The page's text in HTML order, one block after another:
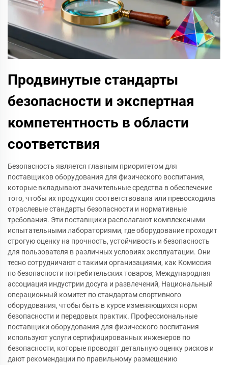
Продвинутые стандарты
безопасности и экспертная
компетентность в области
соответствия
Безопасность является главным приоритетом для
поставщиков оборудования для физического воспитания,
которые вкладывают значительные средства в обеспечение
того, чтобы их продукция соответствовала или превосходила
отраслевые стандарты безопасности и нормативные
требования. Эти поставщики располагают комплексными
испытательными лабораториями, где оборудование проходит
строгую оценку на прочность, устойчивость и безопасность
для пользователя в различных условиях эксплуатации. Они
тесно сотрудничают с такими организациями, как Комиссия
по безопасности потребительских товаров, Международная
ассоциация индустрии досуга и развлечений, Национальный
операционный комитет по стандартам спортивного
оборудования, чтобы быть в курсе изменяющихся норм
безопасности и передовых практик. Профессиональные
поставщики оборудования для физического воспитания
используют услуги сертифицированных инженеров по
безопасности, которые проводят детальную оценку рисков и
дают рекомендации по правильному размещению